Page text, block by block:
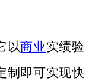
以商业实绩验
制即可实现快